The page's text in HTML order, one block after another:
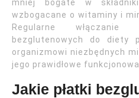
mniej bogate w
wzbogacane o witaminy i
Regularne włączanie
bezglutenowych do diety
organizmowi niezbędnych
jego prawidłowe
Jakie płatki